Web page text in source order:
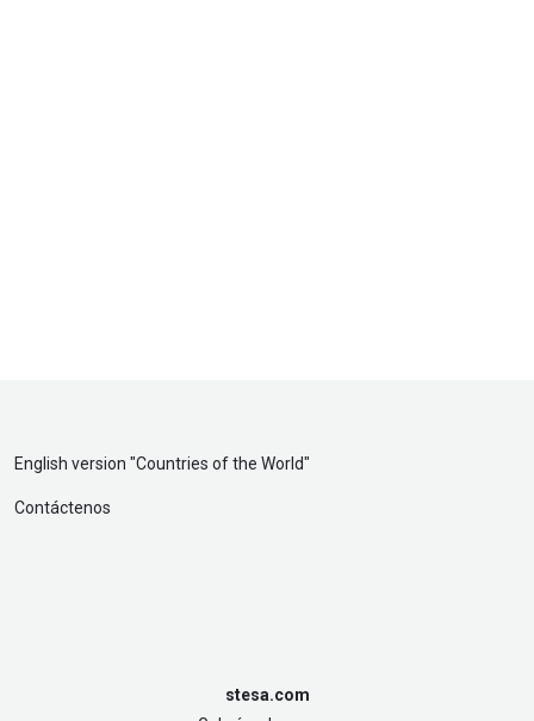
English version "Countries of the World"
Contáctenos
stesa.com